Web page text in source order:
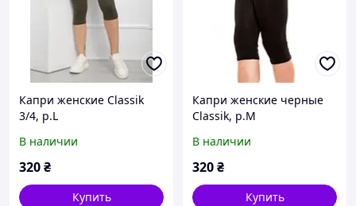
Капри женские Classik
3/4, р.L
В наличии
320₴
Купить
Капри женские черные
Classik, р.М
В наличии
320₴
Купить